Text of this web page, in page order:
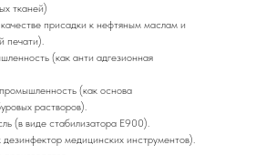
тканей)
присадки к нефтяным маслам и
печати).
(как анти адгезионная
(как основа
растворов).
(в виде стабилизатора Е900).
медицинских инструментов).